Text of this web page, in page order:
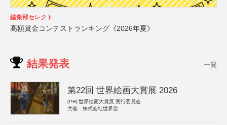
編集部セレクト
高額賞金コンテストランキング《2026年夏》
結果発表 一覧
第22回 世界絵画大賞展 2026
[PR] 世界絵画大賞展 実行委員会
共催：株式会社世界堂